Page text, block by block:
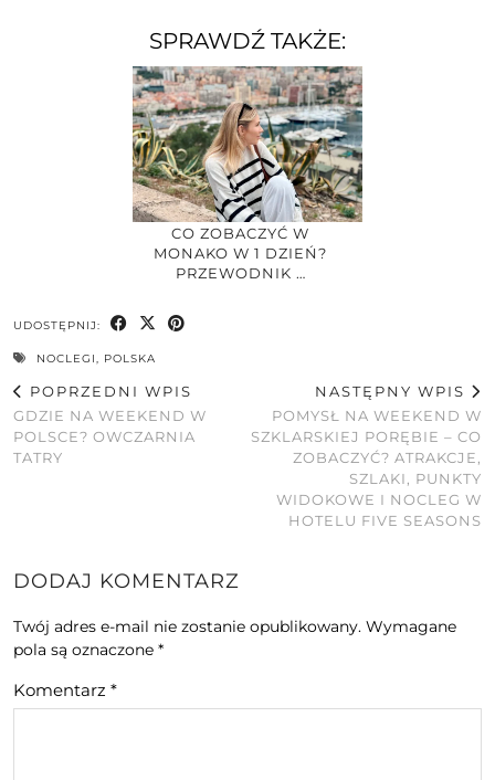
SPRAWDŹ TAKŻE:
CO ZOBACZYĆ W
MONAKO W 1 DZIEŃ?
PRZEWODNIK …
UDOSTĘPNIJ:
NOCLEGI POLSKA
POPRZEDNI WPIS
GDZIE NA WEEKEND W
POLSCE? OWCZARNIA
TATRY
NASTĘPNY WPIS
POMYSŁ NA WEEKEND W
SZKLARSKIEJ PORĘBIE – CO
ZOBACZYĆ? ATRAKCJE,
SZLAKI, PUNKTY
WIDOKOWE I NOCLEG W
HOTELU FIVE SEASONS
DODAJ KOMENTARZ
Twój adres e-mail nie zostanie opublikowany. Wymagane
pola są oznaczone *
Komentarz *